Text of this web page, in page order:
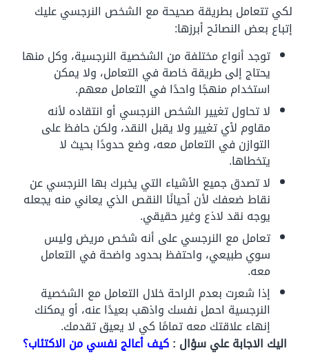
لكي تتعامل بطريقة صحيحة مع الشخص النرجسي عليك
إتباع بعض النصائح أبرزها:
توجد أنواع مختلفة من الشخصية النرجسية، وكل منها
يحتاج إلى طريقة خاصة في التعامل، ولا يمكن
استخدام منهجًا واحدًا في التعامل معهم.
لا تحاول تغيير الشخص النرجسي أو انتقاده لأنه
مقاوم لأي تغيير ولا يقبل النقد، ولكن حافظ على
التوازن في التعامل معه، وضع حدودًا بحيث لا
يتخطاها.
لا تصدق جميع الأشياء التي يخبرك بها النرجسي عن
نقاط ضعفك لأن أحيانًا النقص الذي يعاني منه يجعله
يوجه نقد لاذع وغير حقيقي.
تعامل مع النرجسي على أنه شخص مريض وليس
سوي طبيعي، واحتفظ بحدود واضحة في التعامل
معه.
إذا شعرت بعدم الراحة خلال التعامل مع الشخصية
النرجسية احمل نفسك واذهب بعيدًا عنه، أو يمكنك
إنهاء علاقتك معه تمامًا كي لا يعيق تقدمك.
اليك الاجابة علي سؤال :كيف أعالج نفسي من الاكتئاب؟